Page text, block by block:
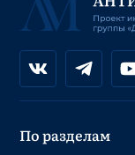
По разделам